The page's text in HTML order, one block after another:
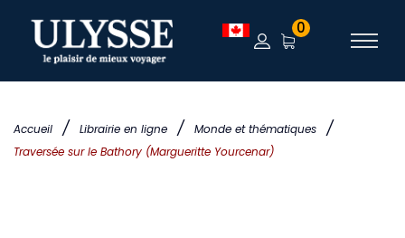
Accueil / Librairie en ligne / Monde et thématiques /
Traversée sur le Bathory (Margueritte Yourcenar)
0